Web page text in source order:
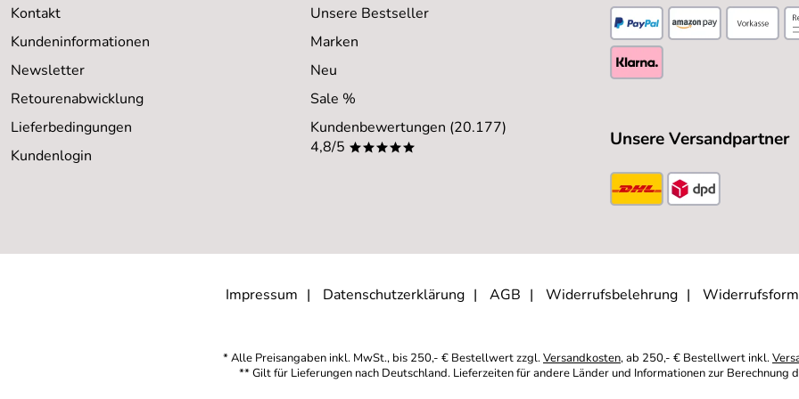
Kontakt
Kundeninformationen
Newsletter
Retourenabwicklung
Lieferbedingungen
Kundenlogin
Unsere Bestseller
Marken
Neu
Sale %
Kundenbewertungen (20.177)
4,8/5 ***** Unsere Versandpartner
Impressum Datenschutzerklärung AGB Widerrufsbelehrung
* Alle Preisangaben inkl. MwSt., bis 250,- € Bestellwert zzgl.Versandkosten, ab 250,- € Bestellwert inkl.
** Gilt für Lieferungen nach Deutschland. Lieferzeiten für andere Länder und Informationen zur Berechnung